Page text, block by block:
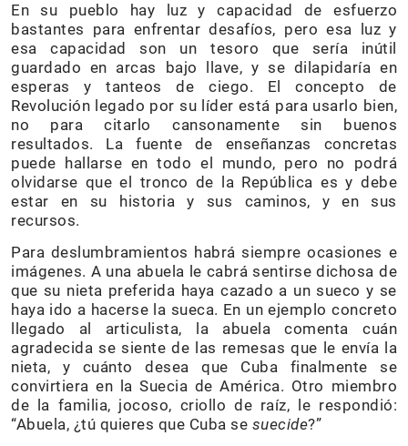
En su pueblo hay luz y capacidad de esfuerzo
bastantes para enfrentar desafíos, pero esa luz y
esa capacidad son un tesoro que sería inútil
guardado en arcas bajo llave, y se dilapidaría en
esperas y tanteos de ciego. El concepto de
Revolución legado por su líder está para usarlo bien,
no para citarlo cansonamente sin buenos
resultados. La fuente de enseñanzas concretas
puede hallarse en todo el mundo, pero no podrá
olvidarse que el tronco de la República es y debe
estar en su historia y sus caminos, y en sus
recursos.
Para deslumbramientos habrá siempre ocasiones e
imágenes. A una abuela le cabrá sentirse dichosa de
que su nieta preferida haya cazado a un sueco y se
haya ido a hacerse la sueca. En un ejemplo concreto
llegado al articulista, la abuela comenta cuán
agradecida se siente de las remesas que le envía la
nieta, y cuánto desea que Cuba finalmente se
convirtiera en la Suecia de América. Otro miembro
de la familia, jocoso, criollo de raíz, le respondió:
“Abuela, ¿tú quieres que Cuba se suecide?”